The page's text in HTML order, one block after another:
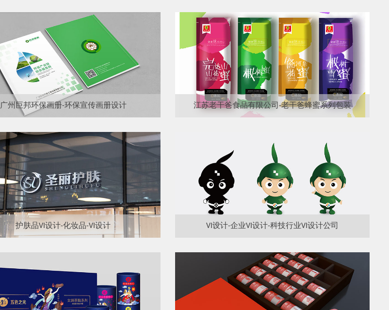
广州巨邦环保画册-环保宣传画册设计 江苏老干爸食品有限公司-老干爸蜂蜜系列包装
护肤品VI设计-化妆品-VI设计 VI设计-企业VI设计-科技行业VI设计公司